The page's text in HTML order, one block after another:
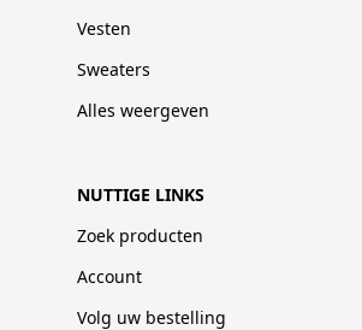
Vesten
Sweaters
Alles weergeven
NUTTIGE LINKS
Zoek producten
Account
Volg uw bestelling